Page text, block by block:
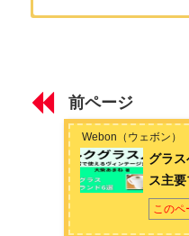
第1章 ミルクグラスの種類
ミルクグラスの種類 ～ど
アドバタイジングカップと
店に通い流通をチェックして
お問い合わせはこちらから
前ページ
Webon（ウェボン）
グラ
ス主要
このペ